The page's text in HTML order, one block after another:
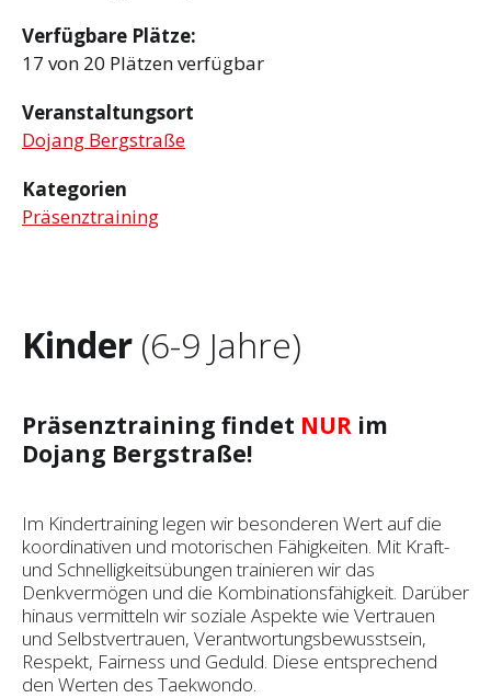
Verfügbare Plätze:
17 von 20 Plätzen verfügbar
Veranstaltungsort
Dojang Bergstraße
Kategorien
Präsenztraining
Kinder (6-9 Jahre)
Präsenztraining findet NUR im
Dojang Bergstraße!
Im Kindertraining legen wir besonderen Wert auf die
koordinativen und motorischen Fähigkeiten. Mit Kraft-
und Schnelligkeitsübungen trainieren wir das
Denkvermögen und die Kombinationsfähigkeit. Darüber
hinaus vermitteln wir soziale Aspekte wie Vertrauen
und Selbst­vertrauen, Verantwortungsbewusstsein,
Respekt, Fairness und Geduld. Diese entsprechend
den Werten des Taekwondo.